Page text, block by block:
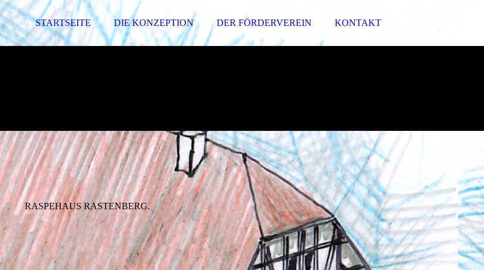
STARTSEITE DIE KONZEPTION DER FÖRDERVEREIN KONTAKT
RASPEHAUS RASTENBERG.